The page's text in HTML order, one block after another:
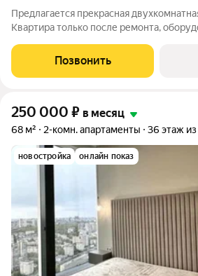
Предлагается прекрасная
Квартира только после ремонта,
планировка: кухня-гостиная и
хозяйской спальне своя гардеробная.
Позвонить
250 000 ₽ в месяц
68 м² 2-комн. апартаменты 36 этаж из
новостройка онлайн показ